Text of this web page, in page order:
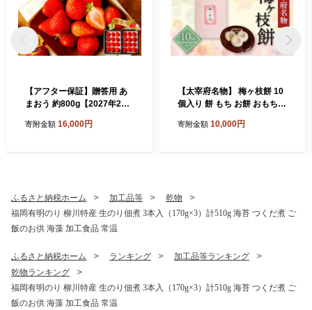
【アフター保証】贈答用 あ
まおう 約800g【2027年2月
定】 いちご イチゴ 苺 化粧箱
寄附金額 16,000円
【太宰府名物】 梅ヶ枝餅 10
個入り 餅 もち お餅 おもち
子 おかし お土産 ギフト プレ
寄附金額 10,000円
ふるさと納税ホーム 加工品等
乾物
福岡有明のり 柳川特産 生のり佃煮 3本入（170g×3）計510g 海苔 つくだ煮 ご
飯のお供 海藻 加工食品 常温
ふるさと納税ホーム ランキング
加工品等ランキング
乾物ランキング
福岡有明のり 柳川特産 生のり佃煮 3本入（170g×3）計510g 海苔 つくだ煮 ご
飯のお供 海藻 加工食品 常温